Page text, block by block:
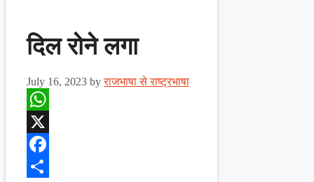
दिल रोने लगा
July 16, 2023 byराजभाषा से राष्ट्रभाषा
WhatsApp
X
Facebook